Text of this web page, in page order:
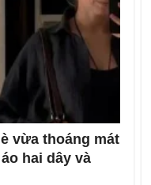
vừa thoáng mát
hai dây và